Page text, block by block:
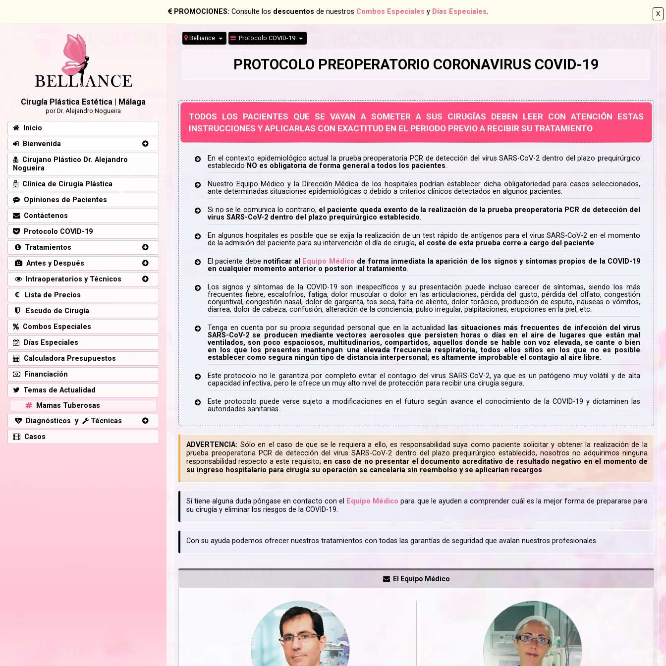
X
PROMOCIONES: Consulte los descuentos de nuestros Combos Especiales y Días Especiales.
Belliance Protocolo COVID-19
PROTOCOLO PREOPERATORIO CORONAVIRUS COVID-19
TODOS LOS PACIENTES QUE SE VAYAN A SOMETER A SUS CIRUGÍAS DEBEN LEER CON ATENCIÓN ESTAS
INSTRUCCIONES Y APLICARLAS CON EXACTITUD EN EL PERIODO PREVIO A RECIBIR SU TRATAMIENTO
En el contexto epidemiológico actual la prueba preoperatoria PCR de detección del virus SARS-CoV-2 dentro del plazo prequirúrgico
establecido NO es obligatoria de forma general a todos los pacientes.
Nuestro Equipo Médico y la Dirección Médica de los hospitales podrían establecer dicha obligatoriedad para casos seleccionados,
ante determinadas situaciones epidemiológicas o debido a criterios clínicos detectados en algunos pacientes.
Si no se le comunica lo contrario, el paciente queda exento de la realización de la prueba preoperatoria PCR de detección del
virus SARS-CoV-2 dentro del plazo prequirúrgico establecido.
En algunos hospitales es posible que se exija la realización de un test rápido de antígenos para el virus SARS-CoV-2 en el momento
de la admisión del paciente para su intervención el día de cirugía, el coste de esta prueba corre a cargo del paciente.
El paciente debe notificar al Equipo Médico de forma inmediata la aparición de los signos y síntomas propios de la COVID-19
en cualquier momento anterior o posterior al tratamiento.
Los signos y síntomas de la COVID-19 son inespecíficos y su presentación puede incluso carecer de síntomas, siendo los más
frecuentes fiebre, escalofríos, fatiga, dolor muscular o dolor en las articulaciones, pérdida del gusto, pérdida del olfato, congestión
conjuntival, congestión nasal, dolor de garganta, tos seca, falta de aliento, dolor torácico, producción de esputo, náuseas o vómitos,
diarrea, dolor de cabeza, confusión, alteración de la conciencia, pulso irregular, palpitaciones, erupciones en la piel, etc.
Tenga en cuenta por su propia seguridad personal que en la actualidad
las situaciones más frecuentes de infección del virus
SARS-CoV-2 se producen mediante vectores aerosoles que persisten horas o días en el aire de lugares que están mal
ventilados, son poco espaciosos, multitudinarios, compartidos, aquellos donde se hable con voz elevada, se cante o bien
en los que los presentes mantengan una elevada frecuencia respiratoria, todos ellos sitios en los que no es posible
establecer como segura ningún tipo de distancia interpersonal; es altamente improbable el contagio al aire libre.
Este protocolo no le garantiza por completo evitar el contagio del virus SARS-CoV-2, ya que es un patógeno muy volátil y de alta
capacidad infectiva, pero le ofrece un muy alto nivel de protección para recibir una cirugía segura.
Este protocolo puede verse sujeto a modificaciones en el futuro según avance el conocimiento de la COVID-19 y dictaminen las
autoridades sanitarias.
ADVERTENCIA: Sólo en el caso de que se le requiera a ello, es responsabilidad suya como paciente solicitar y obtener la realización de la
prueba preoperatoria PCR de detección del virus SARS-CoV-2 dentro del plazo prequirúrgico establecido, nosotros no adquirimos ninguna
responsabilidad respecto a este requisito; en caso de no presentar el documento acreditativo de resultado negativo en el momento de
su ingreso hospitalario para cirugía su operación se cancelaría sin reembolso y se aplicarían recargos.
Si tiene alguna duda póngase en contacto con el Equipo Médico para que le ayuden a comprender cuál es la mejor forma de prepararse para
su cirugía y eliminar los riesgos de la COVID-19.
Con su ayuda podemos ofrecer nuestros tratamientos con todas las garantías de seguridad que avalan nuestros profesionales.
El Equipo Médico
Cirugía Plástica Estética | Málaga
por Dr. Alejandro Nogueira
Inicio
Bienvenida
Cirujano Plástico Dr. Alejandro
Nogueira
Clínica de Cirugía Plástica
Opiniones de Pacientes
Contáctenos
Protocolo COVID-19
Tratamientos
Antes y Después
Intraoperatorios y Técnicos
Lista de Precios
Escudo de Cirugía
Combos Especiales
Días Especiales
Calculadora Presupuestos
Financiación
Temas de Actualidad
Mamas Tuberosas
Diagnósticos y
Técnicas
Casos